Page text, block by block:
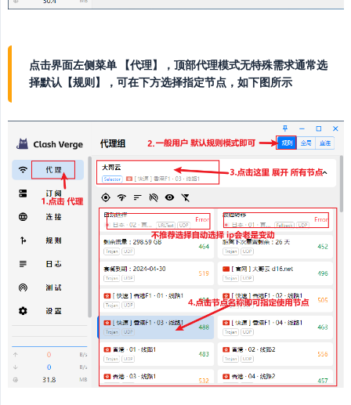
点击界面左侧菜单 【代理】，顶部代理模式无特殊需求通常选
择默认【规则】，可在下方选择指定节点，如下图所示